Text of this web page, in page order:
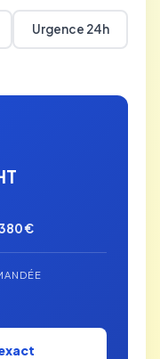
Urgence 24h
€